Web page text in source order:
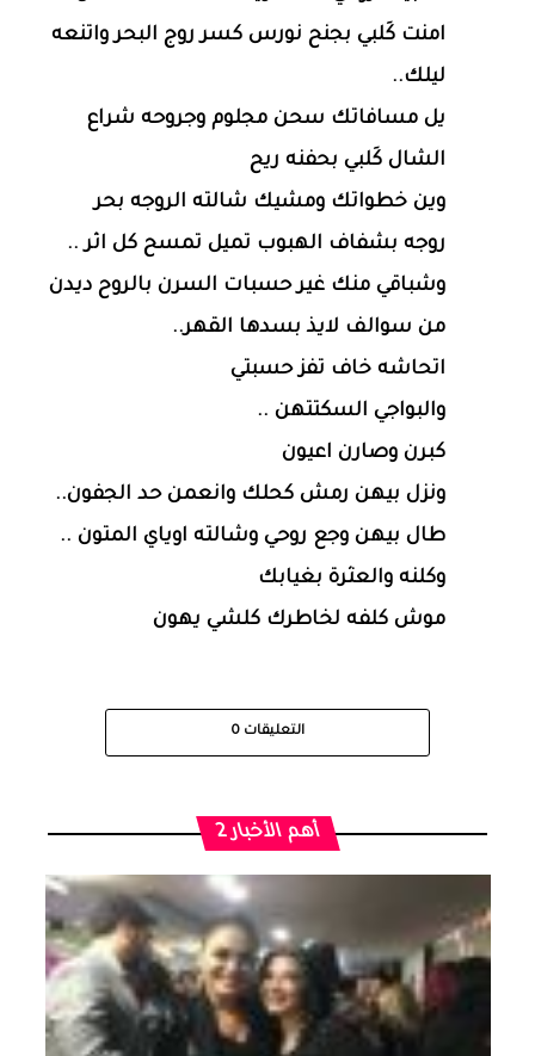
امنت كَلبي بجنح نورس كسر روج البحر واتنعه
ليلك..
يل مسافاتك سحن مجلوم وجروحه شراع
الشال كَلبي بحفنه ريح
وين خطواتك ومشيك شالته الروجه بحر
روجه بشفاف الهبوب تميل تمسح كل اثر ..
وشباقي منك غير حسبات السرن بالروح ديدن
من سوالف لايذ بسدها القهر..
اتحاشه خاف تفز حسبتي
والبواجي السكتتهن ..
كبرن وصارن اعيون
ونزل بيهن رمش كحلك وانعمن حد الجفون..
طال بيهن وجع روحي وشالته اوياي المتون ..
وكلنه والعثرة بغيابك
موش كلفه لخاطرك كلشي يهون
التعليقات 0
أهم الأخبار 2